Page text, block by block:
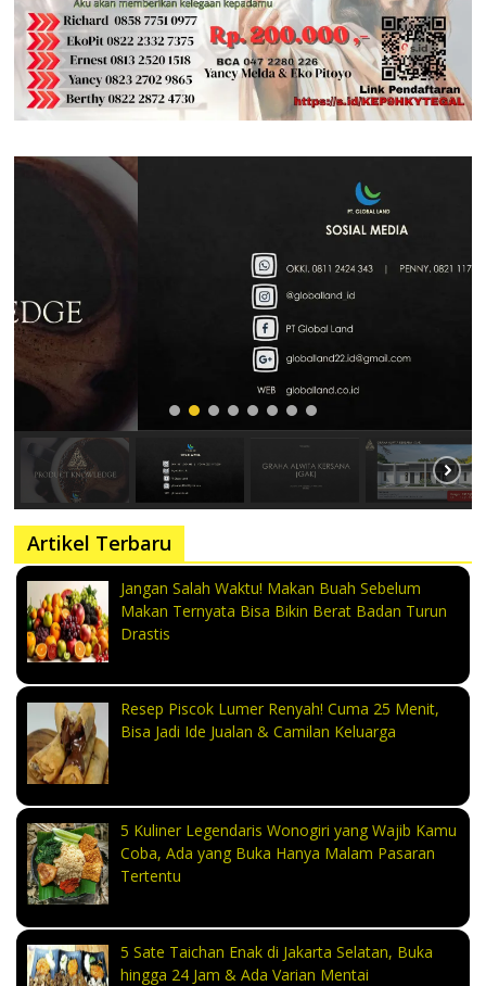
Artikel Terbaru
Jangan Salah Waktu! Makan Buah Sebelum
Makan Ternyata Bisa Bikin Berat Badan Turun
Drastis
Resep Piscok Lumer Renyah! Cuma 25 Menit,
Bisa Jadi Ide Jualan & Camilan Keluarga
5 Kuliner Legendaris Wonogiri yang Wajib Kamu
Coba, Ada yang Buka Hanya Malam Pasaran
Tertentu
5 Sate Taichan Enak di Jakarta Selatan, Buka
hingga 24 Jam & Ada Varian Mentai